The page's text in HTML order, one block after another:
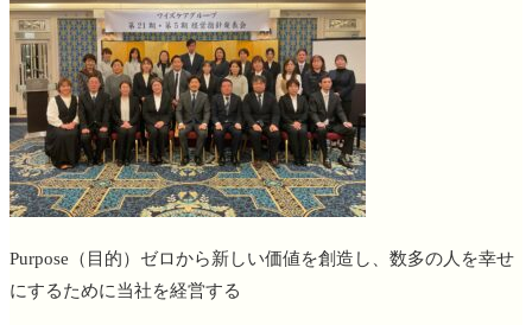
Purpose（目的）ゼロから新しい価値を創造し、数多の人を幸せ
にするために当社を経営する